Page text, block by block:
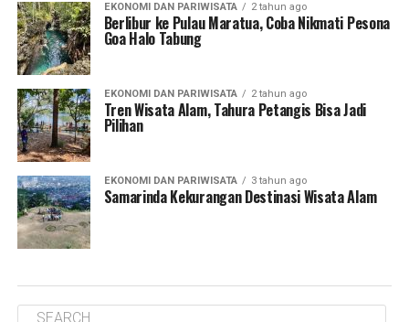
EKONOMI DAN PARIWISATA 2 tahun ago
Berlibur ke Pulau Maratua, Coba Nikmati Pesona
Goa Halo Tabung
EKONOMI DAN PARIWISATA 2 tahun ago
Tren Wisata Alam, Tahura Petangis Bisa Jadi
Pilihan
EKONOMI DAN PARIWISATA 3 tahun ago
Samarinda Kekurangan Destinasi Wisata Alam